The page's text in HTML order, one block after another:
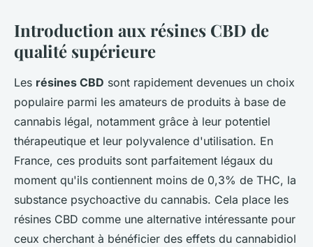
Introduction aux résines CBD de
qualité supérieure
Les résines CBD sont rapidement devenues un choix
populaire parmi les amateurs de produits à base de
cannabis légal, notamment grâce à leur potentiel
thérapeutique et leur polyvalence d'utilisation. En
France, ces produits sont parfaitement légaux du
moment qu'ils contiennent moins de 0,3% de THC, la
substance psychoactive du cannabis. Cela place les
résines CBD comme une alternative intéressante pour
ceux cherchant à bénéficier des effets du cannabidiol